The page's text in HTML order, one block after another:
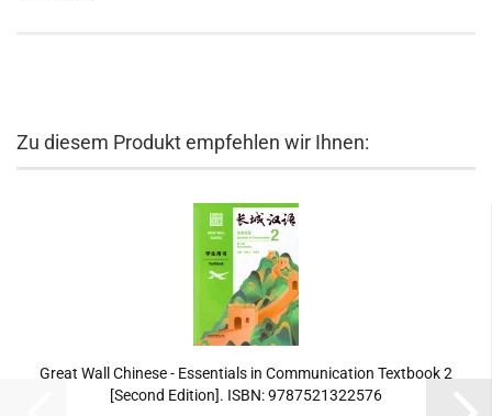
Zu diesem Produkt empfehlen wir Ihnen:
Great Wall Chinese - Essentials in Communication Textbook 2
[Second Edition]. ISBN: 9787521322576